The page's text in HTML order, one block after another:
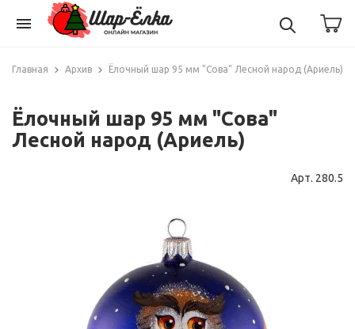
menu
Главная Архив Ёлочный шар 95 мм "Сова" Лесной народ (Ариель)
Ёлочный шар 95 мм "Сова"
Лесной народ (Ариель)
Арт. 280.5